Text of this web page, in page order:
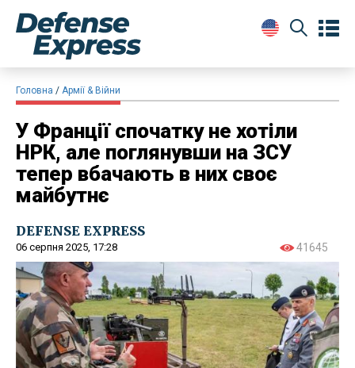
Головна Армії & Війни
У Франції спочатку не хотіли
НРК, але поглянувши на ЗСУ
тепер вбачають в них своє
майбутнє
DEFENSE EXPRESS
06 серпня 2025, 17:28 41645